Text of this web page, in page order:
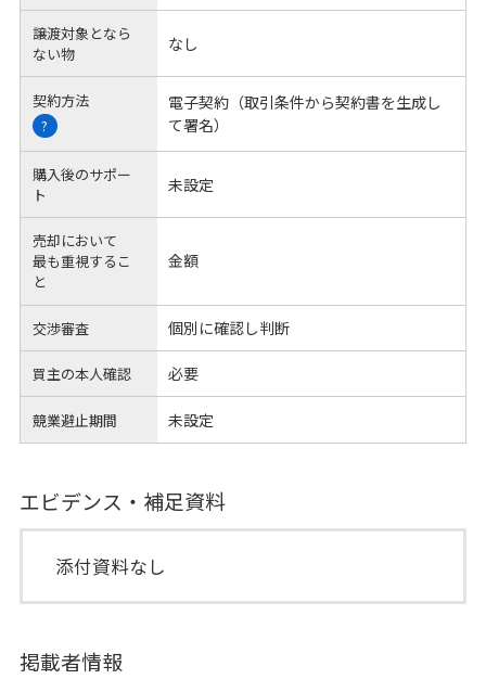
譲渡対象となら
ない物
なし
契約方法
?
電子契約（取引条件から契約書を生成し
て署名）
購入後のサポー
ト
未設定
売却において
最も重視するこ
と
金額
交渉審査 個別に確認し判断
買主の本人確認 必要
競業避止期間 未設定
エビデンス・補足資料
添付資料なし
掲載者情報